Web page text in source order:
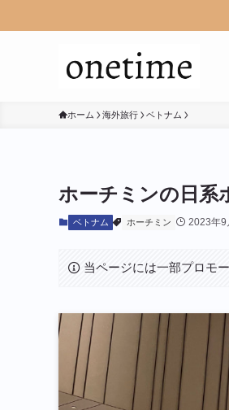
ホーム 海外旅行 ベトナム
ホーチミンの日系
ベトナム ホーチミン 2023年9
当ページには一部プロモ